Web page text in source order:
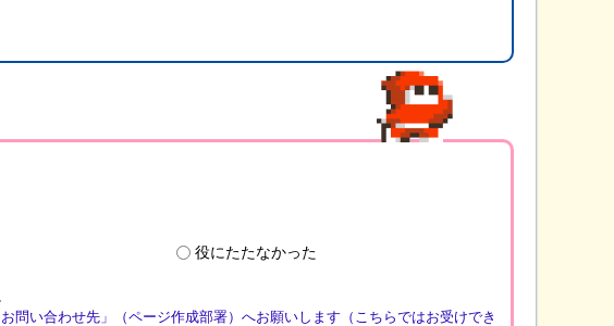
役にたたなかった
問い合わせ先」（ページ作成部署）へお願いします（こちらではお受けでき